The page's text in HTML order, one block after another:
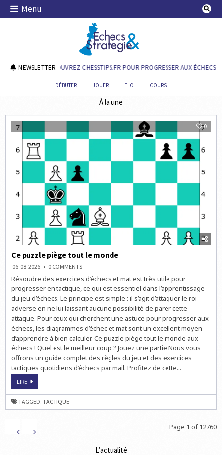
Skip
Menu
Echecs & Stratégie
NEWSLETTERDÉCOUVREZ CHESSTIPS.FR POUR PROGRESSER AUX ÉCHECS !
DÉBUTER JOUER ELO COURS
À la une
0
Ce puzzle piège tout le monde
06-08-2026 0 COMMENTSON
PUZZLE
TOUT
LE
MONDE
Résoudre des exercices d’échecs et mat est très utile pour
progresser en tactique, ce qui est essentiel dans l’apprentissage
du jeu d’échecs. Le principe est simple : il s’agit d’attaquer le roi
adverse en ne lui laissant aucune possibilité de parer cette
attaque. Pour ceux qui cherchent une astuce pour progresser aux
échecs, les diagrammes d’échec et mat sont un excellent moyen
d’apprendre à bien calculer. Ce puzzle piège tout le monde aux
échecs ! Quel est le meilleur coup ? Jouez une partie Nous vous
offrons un guide complet des règles du jeu et des exercices
tactiques quotidiens d’échecs par mail. Profitez de cette...
LIRECE
PIÈGE
TOUT
LE
MONDE
TAGGED:TACTIQUE
Page 1 of 12760
L’actualité